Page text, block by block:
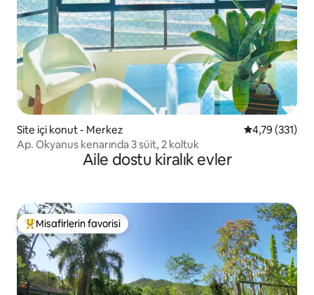
Site içi konut - Merkez 5 üzerinden
4,79 (331)
Ap. Okyanus kenarında 3 süit, 2 koltuk
Aile dostu kiralık evler
Misafirlerin favorilerinden en beğenilenler arasında
Misafirlerin favorisi